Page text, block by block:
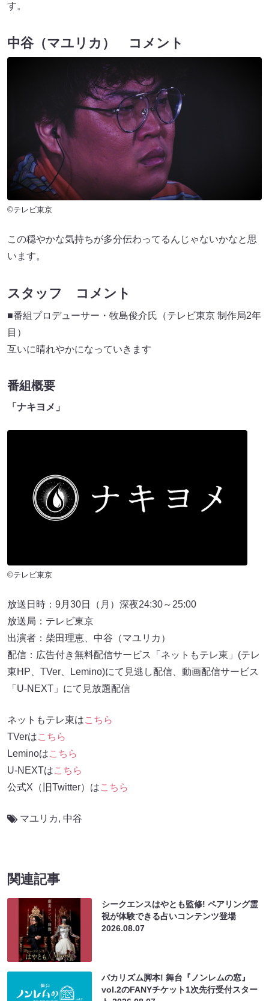
す。
中谷（マユリカ） コメント
©テレビ東京
この穏やかな気持ちが多分伝わってるんじゃないかなと思
います。
スタッフ コメント
■番組プロデューサー・牧島俊介氏（テレビ東京 制作局2年
目）
互いに晴れやかになっていきます
番組概要
「ナキヨメ」
©テレビ東京
放送日時：9月30日（月）深夜24:30～25:00
放送局：テレビ東京
出演者：柴田理恵、中谷（マユリカ）
配信：広告付き無料配信サービス「ネットもテレ東」(テレ
東HP、TVer、Lemino)にて見逃し配信、動画配信サービス
「U-NEXT」にて見放題配信
ネットもテレ東はこちら
TVerはこちら
Leminoはこちら
U-NEXTはこちら
公式X（旧Twitter）はこちら
マユリカ, 中谷
関連記事
シークエンスはやとも監修! ペアリング霊
視が体験できる占いコンテンツ登場
2026.08.07
バカリズム脚本! 舞台『ノンレムの窓』
vol.2のFANYチケット1次先行受付スター